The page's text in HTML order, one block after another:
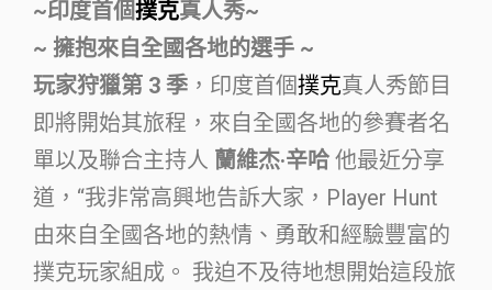
~印度首個撲克真人秀~
~ 擁抱來自全國各地的選手 ~
玩家狩獵第 3 季 ，印度首個撲克真人秀節目
即將開始其旅程，來自全國各地的參賽者名
單以及聯合主持人 蘭維杰·辛哈 他最近分享
道，“我非常高興地告訴大家，Player Hunt
由來自全國各地的熱情、勇敢和經驗豐富的
撲克玩家組成。 我迫不及待地想開始這段旅